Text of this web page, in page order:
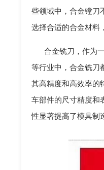
些领域中，合金镗刀
选择合适的合金材料
合金铣刀，作为
等行业中，合金铣刀
其高精度和高效率的
车部件的尺寸精度和
性显著提高了模具制